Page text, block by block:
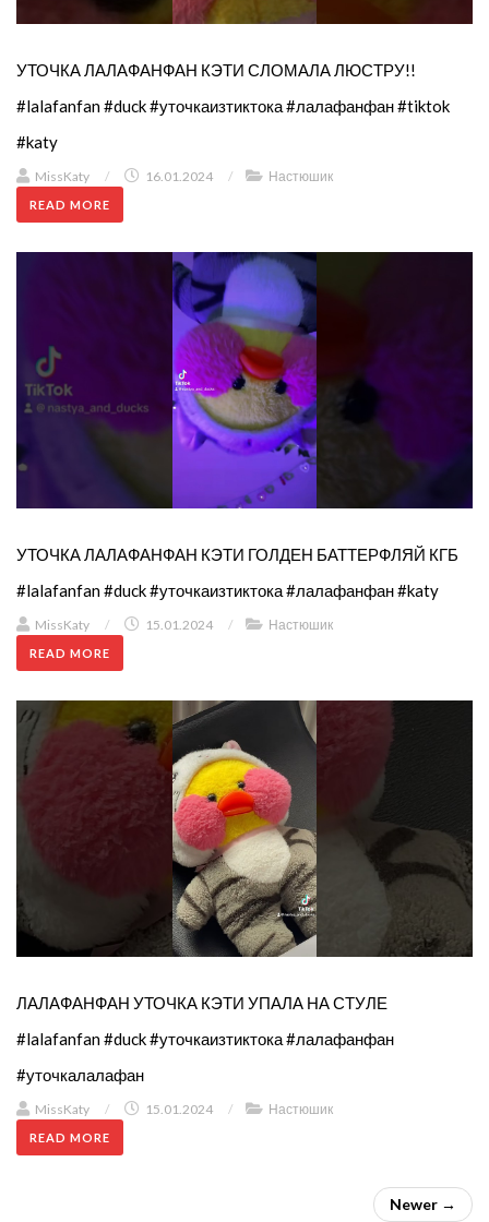
УТОЧКА ЛАЛАФАНФАН КЭТИ СЛОМАЛА ЛЮСТРУ!!
#lalafanfan #duck #уточкаизтиктока #лалафанфан #tiktok
#katy
MissKaty / 16.01.2024 / Настюшик
READ MORE
УТОЧКА ЛАЛАФАНФАН КЭТИ ГОЛДЕН БАТТЕРФЛЯЙ КГБ
#lalafanfan #duck #уточкаизтиктока #лалафанфан #katy
MissKaty / 15.01.2024 / Настюшик
READ MORE
ЛАЛАФАНФАН УТОЧКА КЭТИ УПАЛА НА СТУЛЕ
#lalafanfan #duck #уточкаизтиктока #лалафанфан
#уточкалалафан
MissKaty / 15.01.2024 / Настюшик
READ MORE
Newer →